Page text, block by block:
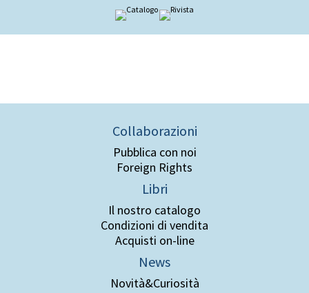
Collaborazioni
Pubblica con noi
Foreign Rights
Libri
Il nostro catalogo
Condizioni di vendita
Acquisti on-line
News
Novità&Curiosità